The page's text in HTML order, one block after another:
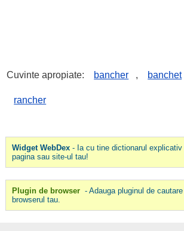
Cuvinte apropiate: bancher , banchet
rancher
Widget WebDex- Ia cu tine dictionarul explicativ
pagina sau site-ul tau!
Plugin de browser - Adauga pluginul de
browserul tau.